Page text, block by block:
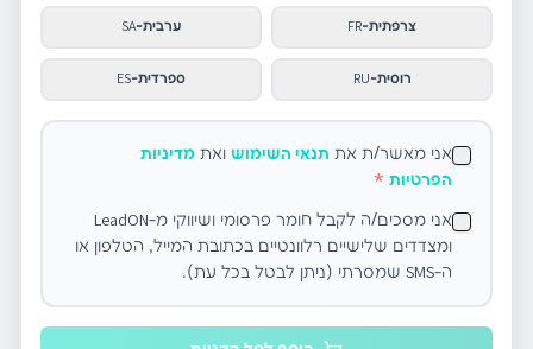
צרפתית-
FR ערבית-
SA
רוסית-
RU ספרדית-
ES
אני מאשר/ת את תנאי השימוש ואת מדיניות
הפרטיות *
אני מסכים/ה לקבל חומר פרסומי ושיווקי מ-LeadON
ומצדדים שלישיים רלוונטיים בכתובת המייל, הטלפון או
ה-SMS שמסרתי (ניתן לבטל בכל עת).